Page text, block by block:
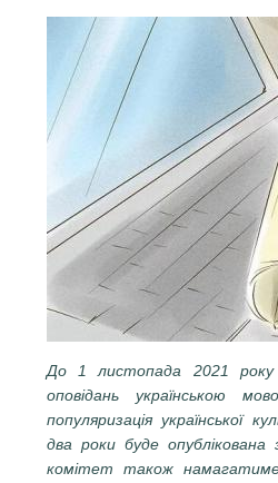
До 1 листопада 2021
оповідань українською
популяризація української
два роки буде опублікована
комітет також